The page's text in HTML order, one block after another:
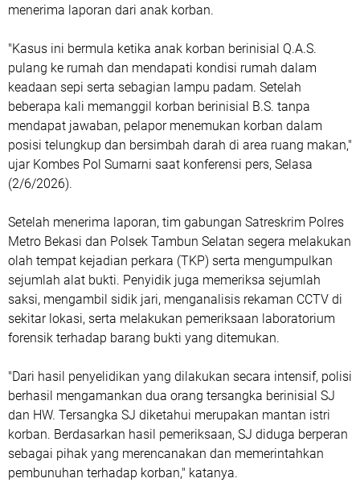
menerima laporan dari anak korban.
"Kasus ini bermula ketika anak korban berinisial Q.A.S.
pulang ke rumah dan mendapati kondisi rumah dalam
keadaan sepi serta sebagian lampu padam. Setelah
beberapa kali memanggil korban berinisial B.S. tanpa
mendapat jawaban, pelapor menemukan korban dalam
posisi telungkup dan bersimbah darah di area ruang makan,"
ujar Kombes Pol Sumarni saat konferensi pers, Selasa
(2/6/2026).
Setelah menerima laporan, tim gabungan Satreskrim Polres
Metro Bekasi dan Polsek Tambun Selatan segera melakukan
olah tempat kejadian perkara (TKP) serta mengumpulkan
sejumlah alat bukti. Penyidik juga memeriksa sejumlah
saksi, mengambil sidik jari, menganalisis rekaman CCTV di
sekitar lokasi, serta melakukan pemeriksaan laboratorium
forensik terhadap barang bukti yang ditemukan.
"Dari hasil penyelidikan yang dilakukan secara intensif, polisi
berhasil mengamankan dua orang tersangka berinisial SJ
dan HW. Tersangka SJ diketahui merupakan mantan istri
korban. Berdasarkan hasil pemeriksaan, SJ diduga berperan
sebagai pihak yang merencanakan dan memerintahkan
pembunuhan terhadap korban," katanya.